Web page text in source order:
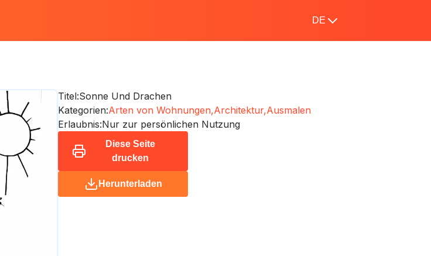
DE
Titel:Sonne Und Drachen
Kategorien:Arten von Wohnungen,Architektur,Ausmalen
Erlaubnis:Nur zur persönlichen Nutzung
Diese Seite
drucken
Herunterladen